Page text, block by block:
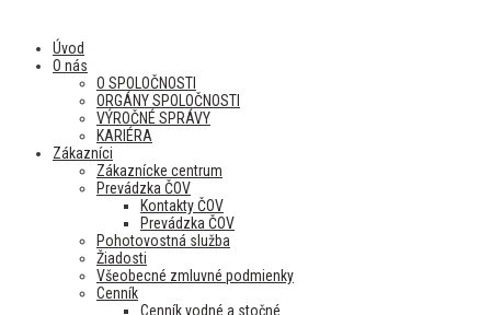
Úvod
O nás
O SPOLOČNOSTI
ORGÁNY SPOLOČNOSTI
VÝROČNÉ SPRÁVY
KARIÉRA
Zákazníci
Zákaznícke centrum
Prevádzka ČOV
Kontakty ČOV
Prevádzka ČOV
Pohotovostná služba
Žiadosti
Všeobecné zmluvné podmienky
Cenník
Cenník vodné a stočné